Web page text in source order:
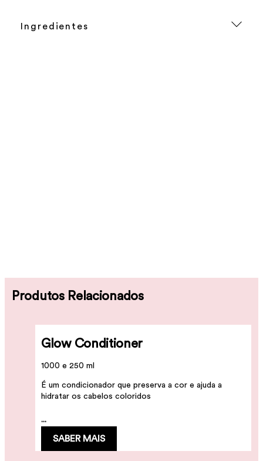
Ingredientes
Produtos Relacionados
Glow Conditioner
1000 e 250 ml
É um condicionador que preserva a cor e ajuda a
hidratar os cabelos coloridos
...
SABER MAIS